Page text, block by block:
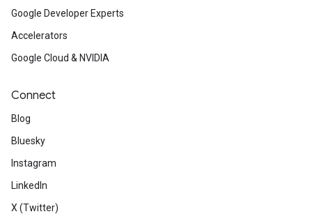
Google Developer Experts
Accelerators
Google Cloud & NVIDIA
Connect
Blog
Bluesky
Instagram
LinkedIn
X (Twitter)